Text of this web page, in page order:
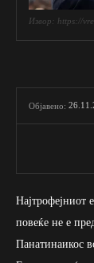
Извор: https://
Објавено:
Најтрофејниот
повеќе не е
Панатинаикос